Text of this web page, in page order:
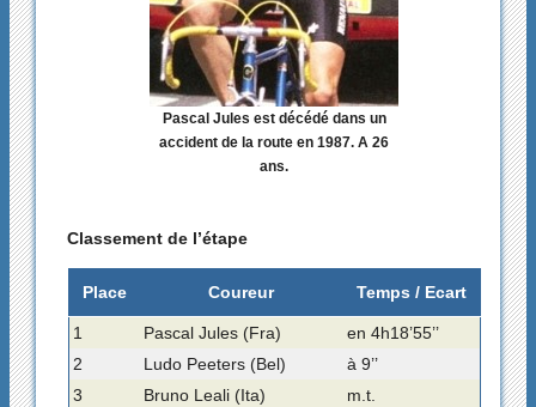
Pascal Jules est décédé dans un
accident de la route en 1987. A 26
ans.
Classement de l’étape
Place Coureur Temps / Ecart
1 Pascal Jules (Fra)
en 4h18’55’’
2
Ludo Peeters (Bel)
à 9’’
3
Bruno Leali (Ita)
m.t.